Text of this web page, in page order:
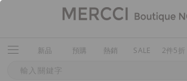
新品 預購 熱銷 SALE 2件5折